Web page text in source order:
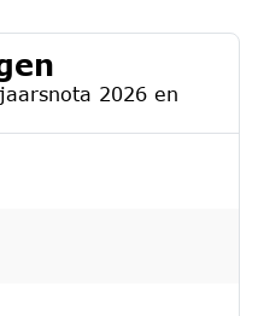
2026 en